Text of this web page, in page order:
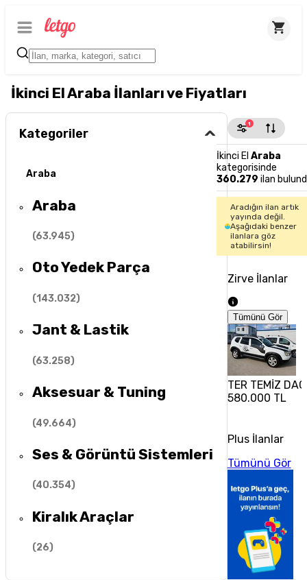
İkinci El Araba İlanları ve Fiyatları
Kategoriler
Araba
Araba
(63.945)
Oto Yedek Parça
(143.032)
Jant & Lastik
(63.258)
Aksesuar & Tuning
(49.664)
Ses & Görüntü Sistemleri
(40.354)
Kiralık Araçlar
(26)
1
İkinci El Araba
kategorisinde
360.279 ilan
Aradığın ilan artık
yayında değil.
Aşağıdaki benzer
ilanlara göz
atabilirsin!
Zirve İlanlar
Tümünü Gör
TER TEMİZ
580.000 TL
Plus İlanlar
Tümünü Gör